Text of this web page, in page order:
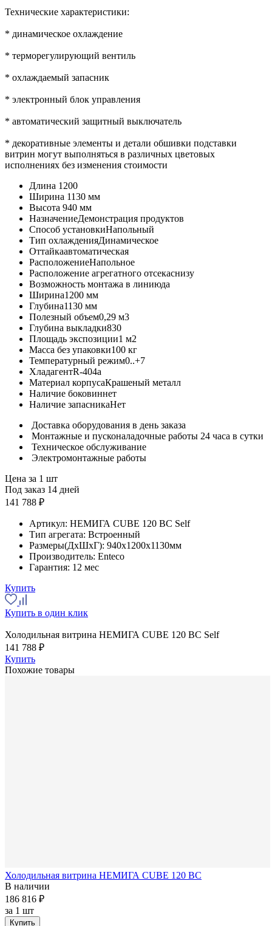
Технические характеристики:
* динамическое охлаждение
* терморегулирующий вентиль
* охлаждаемый запасник
* электронный блок управления
* автоматический защитный выключатель
* декоративные элементы и детали обшивки подставки
витрин могут выполняться в различных цветовых
исполнениях без изменения стоимости
Длина 1200
Ширина 1130 мм
Высота 940 мм
НазначениеДемонстрация продуктов
Способ установкиНапольный
Тип охлажденияДинамическое
Оттайкаавтоматическая
РасположениеНапольное
Расположение агрегатного отсекаснизу
Возможность монтажа в линиюда
Ширина1200 мм
Глубина1130 мм
Полезный объем0,29 м3
Глубина выкладки830
Площадь экспозиции1 м2
Масса без упаковки100 кг
Температурный режим0..+7
ХладагентR-404a
Материал корпусаКрашеный металл
Наличие боковиннет
Наличие запасникаНет
Доставка оборудования в день заказа
Монтажные и пусконаладочные работы 24 часа в сутки
Техническое обслуживание
Электромонтажные работы
Цена за 1 шт
Под заказ 14 дней
141 788 ₽
Артикул: НЕМИГА CUBE 120 ВС Self
Тип агрегата: Встроенный
Размеры(ДхШхГ): 940x1200x1130мм
Производитель: Enteco
Гарантия: 12 мес
Купить
Купить в один клик
Холодильная витрина НЕМИГА CUBE 120 ВС Self
141 788 ₽
Купить
Похожие товары
Холодильная витрина НЕМИГА CUBE 120 ВС
В наличии
186 816 ₽
за 1 шт
Купить